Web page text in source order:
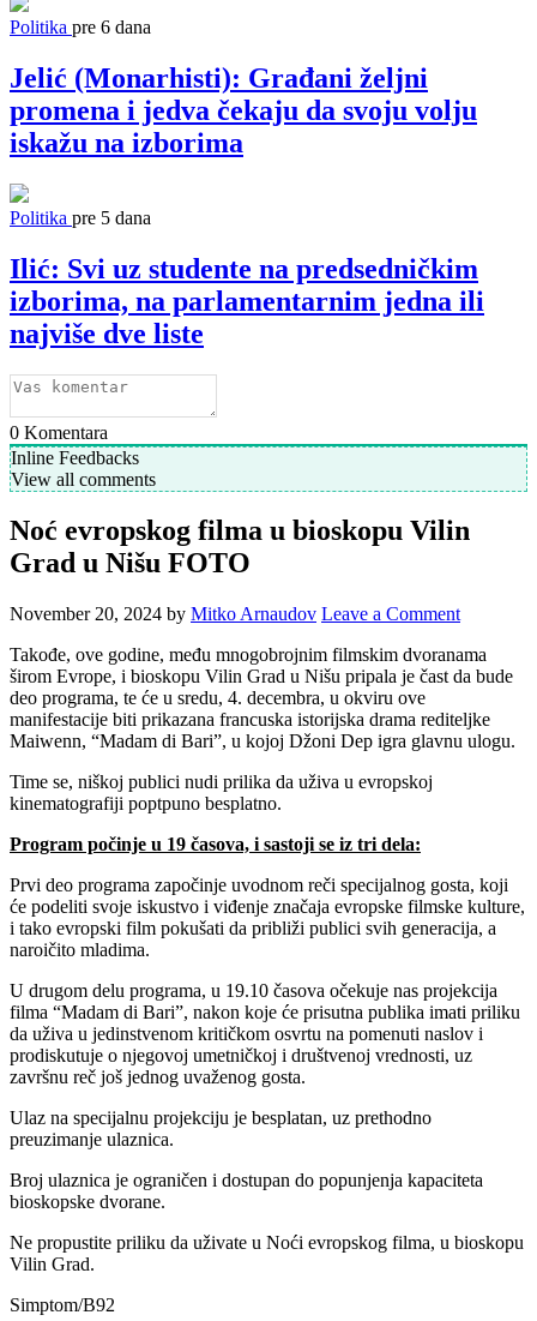
Politika pre 6 dana
Jelić (Monarhisti): Građani željni
promena i jedva čekaju da svoju volju
iskažu na izborima
Politika pre 5 dana
Ilić: Svi uz studente na predsedničkim
izborima, na parlamentarnim jedna ili
najviše dve liste
0 Komentara
Inline Feedbacks
View all comments
Noć evropskog filma u bioskopu Vilin
Grad u Nišu FOTO
November 20, 2024 by Mitko Arnaudov Leave a Comment
Takođe, ove godine, među mnogobrojnim filmskim dvoranama
širom Evrope, i bioskopu Vilin Grad u Nišu pripala je čast da bude
deo programa, te će u sredu, 4. decembra, u okviru ove
manifestacije biti prikazana francuska istorijska drama rediteljke
Maiwenn, “Madam di Bari”, u kojoj Džoni Dep igra glavnu ulogu.
Time se, niškoj publici nudi prilika da uživa u evropskoj
kinematografiji poptpuno besplatno.
Program počinje u 19 časova, i sastoji se iz tri dela:
Prvi deo programa započinje uvodnom reči specijalnog gosta, koji
će podeliti svoje iskustvo i viđenje značaja evropske filmske kulture,
i tako evropski film pokušati da približi publici svih generacija, a
naroičito mladima.
U drugom delu programa, u 19.10 časova očekuje nas projekcija
filma “Madam di Bari”, nakon koje će prisutna publika imati priliku
da uživa u jedinstvenom kritičkom osvrtu na pomenuti naslov i
prodiskutuje o njegovoj umetničkoj i društvenoj vrednosti, uz
završnu reč još jednog uvaženog gosta.
Ulaz na specijalnu projekciju je besplatan, uz prethodno
preuzimanje ulaznica.
Broj ulaznica je ograničen i dostupan do popunjenja kapaciteta
bioskopske dvorane.
Ne propustite priliku da uživate u Noći evropskog filma, u bioskopu
Vilin Grad.
Simptom/B92